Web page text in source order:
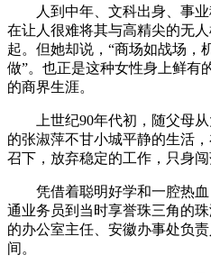
人到中年、文科出身、事
在让人很难将其与高精尖的无
起。但她却说，“商场如战场，
做”。也正是这种女性身上鲜有
的商界生涯。
上世纪90年代初，随父母从
的张淑萍不甘小城平静的生活
召下，放弃稳定的工作，只身闯
凭借着聪明好学和一腔热血
通业务员到当时享誉珠三角的
的办公室主任、安徽办事处负
间。